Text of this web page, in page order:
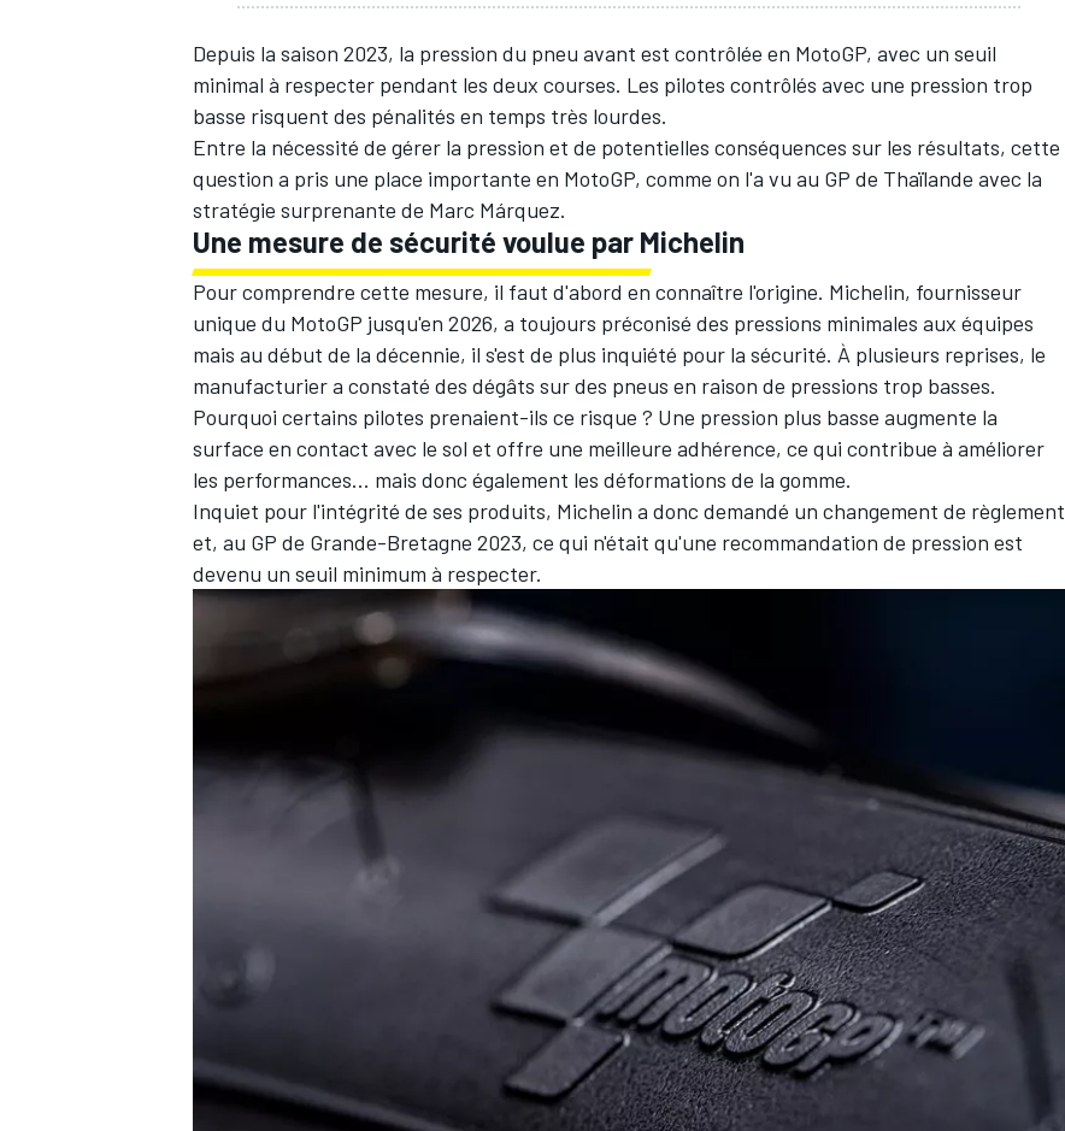
Depuis la saison 2023, la pression du pneu avant est contrôlée en MotoGP, avec un seuil
minimal à respecter pendant les deux courses. Les pilotes contrôlés avec une pression trop
basse risquent des pénalités en temps très lourdes.
Entre la nécessité de gérer la pression et de potentielles conséquences sur les résultats, cette
question a pris une place importante en MotoGP, comme on l'a vu au GP de Thaïlande avec la
stratégie surprenante de Marc Márquez.
Une mesure de sécurité voulue par Michelin
Pour comprendre cette mesure, il faut d'abord en connaître l'origine. Michelin, fournisseur
unique du MotoGP jusqu'en 2026, a toujours préconisé des pressions minimales aux équipes
mais au début de la décennie, il s'est de plus inquiété pour la sécurité. À plusieurs reprises, le
manufacturier a constaté des dégâts sur des pneus en raison de pressions trop basses.
Pourquoi certains pilotes prenaient-ils ce risque ? Une pression plus basse augmente la
surface en contact avec le sol et offre une meilleure adhérence, ce qui contribue à améliorer
les performances... mais donc également les déformations de la gomme.
Inquiet pour l'intégrité de ses produits, Michelin a donc demandé un changement de règlement
et, au GP de Grande-Bretagne 2023, ce qui n'était qu'une recommandation de pression est
devenu un seuil minimum à respecter.